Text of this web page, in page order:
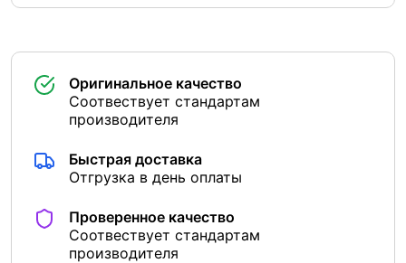
Оригинальное качество
Соотвествует стандартам
производителя
Быстрая доставка
Отгрузка в день оплаты
Проверенное качество
Соотвествует стандартам
производителя